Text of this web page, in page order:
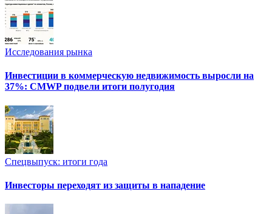
Исследования рынка
Инвестиции в коммерческую недвижимость выросли на
37%: CMWP подвели итоги полугодия
Спецвыпуск: итоги года
Инвесторы переходят из защиты в нападение